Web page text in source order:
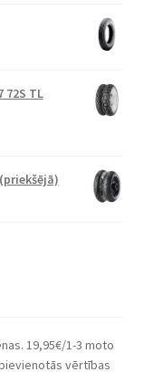
72S TL
19,95€/1-3 moto
vērtības